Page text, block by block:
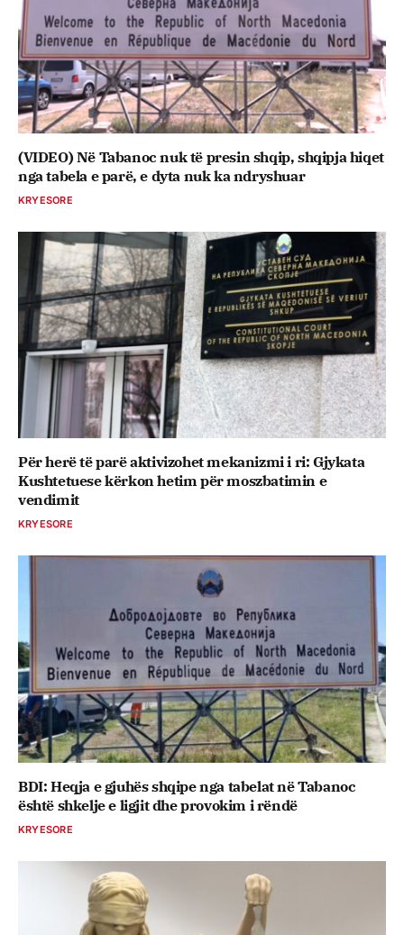
(VIDEO) Në Tabanoc nuk të presin shqip, shqipja hiqet
nga tabela e parë, e dyta nuk ka ndryshuar
KRYESORE
Për herë të parë aktivizohet mekanizmi i ri: Gjykata
Kushtetuese kërkon hetim për moszbatimin e
vendimit
KRYESORE
BDI: Heqja e gjuhës shqipe nga tabelat në Tabanoc
është shkelje e ligjit dhe provokim i rëndë
KRYESORE